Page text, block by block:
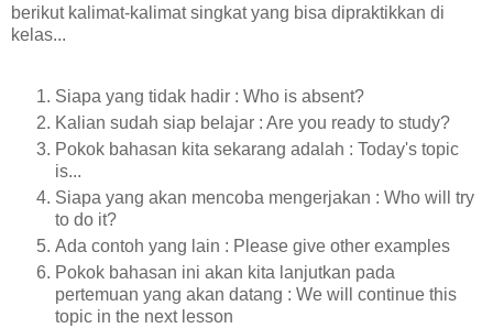
berikut kalimat-kalimat singkat yang bisa dipraktikkan di
kelas...
Siapa yang tidak hadir : Who is absent?
Kalian sudah siap belajar : Are you ready to study?
Pokok bahasan kita sekarang adalah : Today's topic
is...
Siapa yang akan mencoba mengerjakan : Who will try
to do it?
Ada contoh yang lain : Please give other examples
Pokok bahasan ini akan kita lanjutkan pada
pertemuan yang akan datang : We will continue this
topic in the next lesson